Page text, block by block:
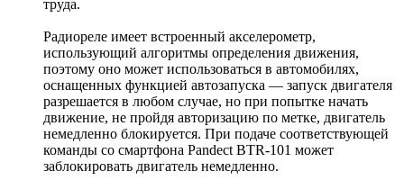
труда.
Радиореле имеет встроенный акселерометр,
использующий алгоритмы определения движения,
поэтому оно может использоваться в автомобилях,
оснащенных функцией автозапуска — запуск двигателя
разрешается в любом случае, но при попытке начать
движение, не пройдя авторизацию по метке, двигатель
немедленно блокируется. При подаче соответствующей
команды со смартфона Pandect BTR-101 может
заблокировать двигатель немедленно.